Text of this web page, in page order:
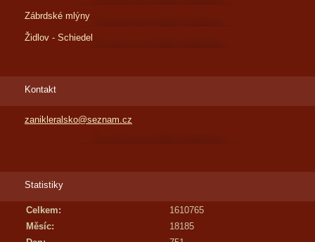
Zábrdské mlýny
Židlov - Schiedel
Kontakt
zanikleralsko@seznam.cz
Statistiky
Celkem:
1610765
Měsíc:
18185